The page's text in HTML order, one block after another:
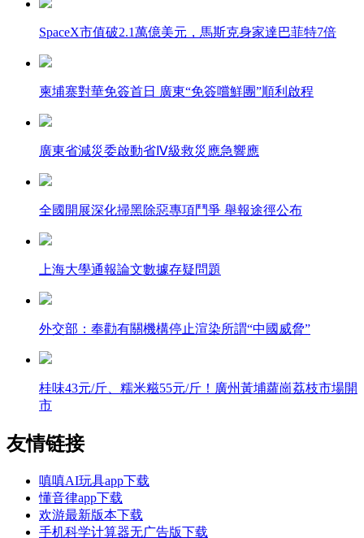
SpaceX市值破2.1萬億美元，馬斯克身家達巴菲特7倍
柬埔寨對華免簽首日 廣東“免簽嚐鮮團”順利啟程
廣東省減災委啟動省Ⅳ級救災應急響應
全國開展深化掃黑除惡專項鬥爭 舉報途徑公布
上海大學通報論文數據存疑問題
外交部：奉勸有關機構停止渲染所謂“中國威脅”
桂味43元/斤、糯米糍55元/斤！廣州黃埔蘿崗荔枝市場開
市
友情链接
嗔嗔AI玩具app下载
懂音律app下载
欢游最新版本下载
手机科学计算器无广告版下载